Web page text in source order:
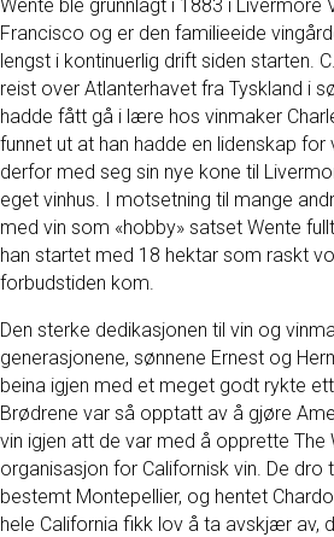
Wente ble grunnlagt i 1883 i Livermore
Francisco og er den familieeide
lengst i kontinuerlig drift siden starten.
reist over Atlanterhavet fra Tyskland i
hadde fått gå i lære hos vinmaker
funnet ut at han hadde en lidenskap for
derfor med seg sin nye kone til
eget vinhus. I motsetning til mange
med vin som «hobby» satset Wente
han startet med 18 hektar som raskt
forbudstiden kom.
Den sterke dedikasjonen til vin og
generasjonene, sønnene Ernest og
beina igjen med et meget godt rykte
Brødrene var så opptatt av å gjøre
vin igjen att de var med å opprette The
organisasjon for Californisk vin. De dro
bestemt Montepellier, og hentet
hele California fikk lov å ta avskjær av,